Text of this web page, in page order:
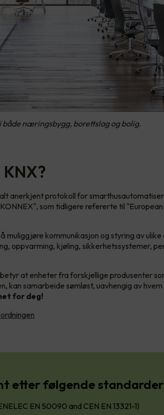
både næringsbygg, borettslag og bolig.
anerkjent protokoll for
som tidligere refererte til
muliggjøre kommunikasjon og styring av ulike
oppvarming, kjøling, sikkerhetssystemer,
at enheter fra forskjellige produsenter
kan samarbeide sømløst, uavhengig av hvem
for deg!
etter følgende
EN 50090 and CEN EN 13321-1)